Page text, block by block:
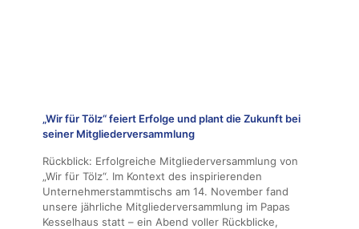
„Wir für Tölz“ feiert Erfolge und plant die Zukunft bei
seiner Mitgliederversammlung
Rückblick: Erfolgreiche Mitgliederversammlung von
„Wir für Tölz“. Im Kontext des inspirierenden
Unternehmerstammtischs am 14. November fand
unsere jährliche Mitgliederversammlung im Papas
Kesselhaus statt – ein Abend voller Rückblicke,